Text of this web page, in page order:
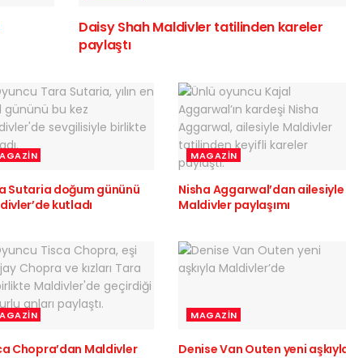
Daisy Shah Maldivler tatilinden kareler
paylaştı
Sutaria doğum gününü
kutladı
MAGAZIN
Nisha Aggarwal’dan ailesiyle
Maldivler paylaşımı
Chopra’dan Maldivler
MAGAZIN
Denise Van Outen yeni